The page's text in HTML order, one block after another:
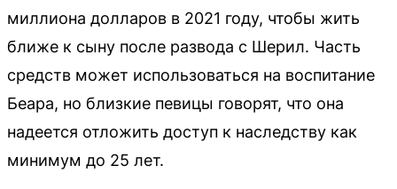
миллиона долларов в 2021 году, чтобы жить
ближе к сыну после развода с Шерил. Часть
средств может использоваться на воспитание
Беара, но близкие певицы говорят, что она
надеется отложить доступ к наследству как
минимум до 25 лет.